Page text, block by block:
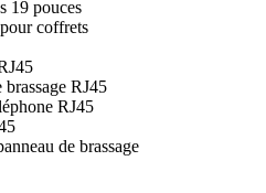
19 pouces
coffrets
brassage RJ45
RJ45
de brassage